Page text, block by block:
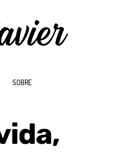
SOBRE